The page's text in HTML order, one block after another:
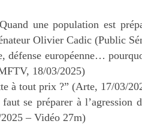
une population est
Olivier Cadic (Public
défense européenne…
18/03/2025)
à tout prix ?” (Arte, 17/03/
se préparer à l’agression
– Vidéo 27m)